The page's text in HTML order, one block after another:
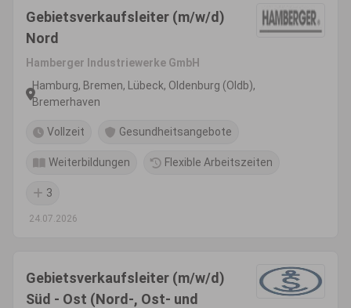
Gebietsverkaufsleiter (m/w/d)
Nord
Hamberger Industriewerke GmbH
Hamburg, Bremen, Lübeck, Oldenburg (Oldb),
Bremerhaven
Vollzeit Gesundheitsangebote
Weiterbildungen Flexible Arbeitszeiten
3
24.07.2026
Gebietsverkaufsleiter (m/w/d)
Süd - Ost (Nord-, Ost- und